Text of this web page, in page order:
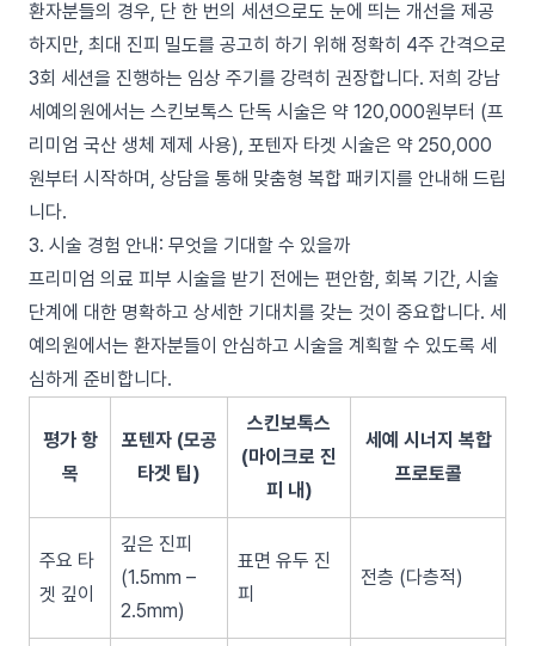
환자분들의 경우, 단 한 번의 세션으로도 눈에 띄는 개선을 제공
하지만, 최대 진피 밀도를 공고히 하기 위해 정확히 4주 간격으로
3회 세션을 진행하는 임상 주기를 강력히 권장합니다. 저희 강남
세예의원에서는 스킨보톡스 단독 시술은 약 120,000원부터 (프
리미엄 국산 생체 제제 사용), 포텐자 타겟 시술은 약 250,000
원부터 시작하며, 상담을 통해 맞춤형 복합 패키지를 안내해 드립
니다.
3. 시술 경험 안내: 무엇을 기대할 수 있을까
프리미엄 의료 피부 시술을 받기 전에는 편안함, 회복 기간, 시술
단계에 대한 명확하고 상세한 기대치를 갖는 것이 중요합니다. 세
예의원에서는 환자분들이 안심하고 시술을 계획할 수 있도록 세
심하게 준비합니다.
평가 항
목
포텐자 (모공
타겟 팁)
스킨보톡스
(마이크로 진
피 내)
세예 시너지 복합
프로토콜
주요 타
겟 깊이
깊은 진피
(1.5mm –
2.5mm)
표면 유두 진
피
전층 (다층적)